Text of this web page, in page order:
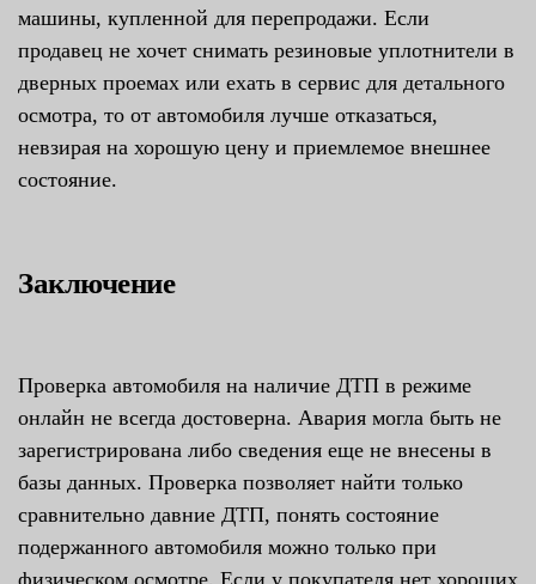
машины, купленной для перепродажи. Если
продавец не хочет снимать резиновые уплотнители в
дверных проемах или ехать в сервис для детального
осмотра, то от автомобиля лучше отказаться,
невзирая на хорошую цену и приемлемое внешнее
состояние.
Заключение
Проверка автомобиля на наличие ДТП в режиме
онлайн не всегда достоверна. Авария могла быть не
зарегистрирована либо сведения еще не внесены в
базы данных. Проверка позволяет найти только
сравнительно давние ДТП, понять состояние
подержанного автомобиля можно только при